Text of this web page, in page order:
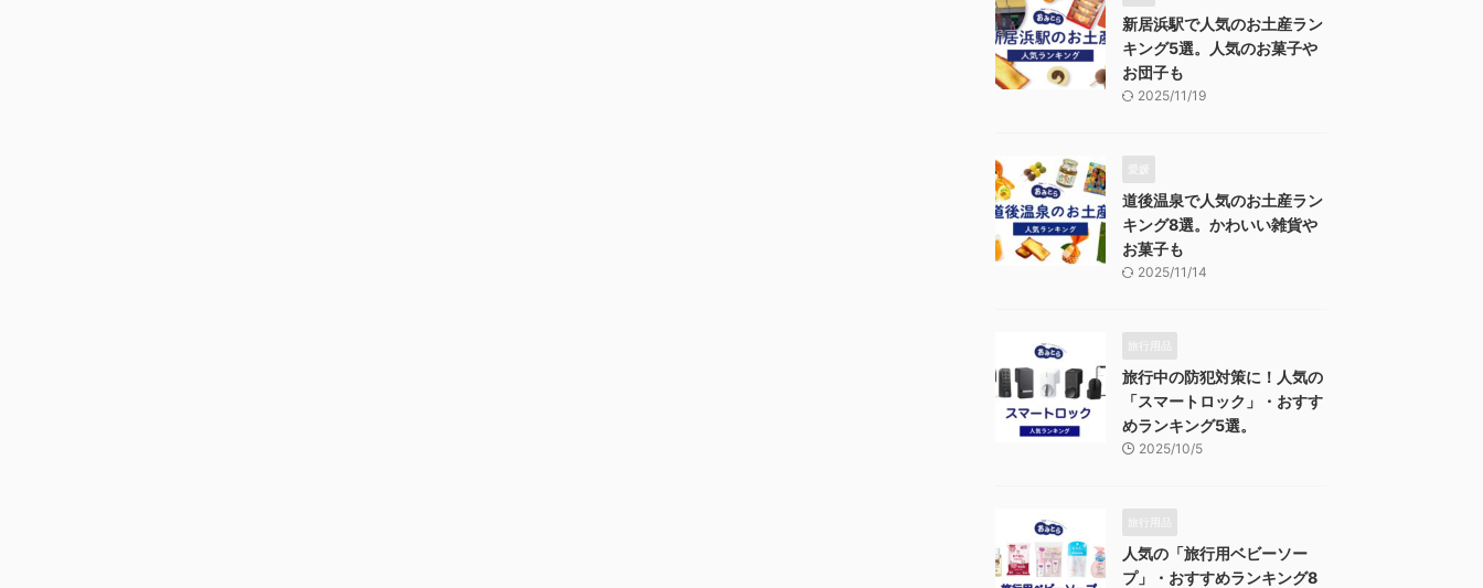
新居浜駅で人気のお土産ラン
キング5選。人気のお菓子や
お団子も
2025/11/19
愛媛
道後温泉で人気のお土産ラン
キング8選。かわいい雑貨や
お菓子も
2025/11/14
旅行中の防犯対策に！人気の
「スマートロック」・おすす
めランキング5選。
2025/10/5
人気の「旅行用ベビーソー
プ」・おすすめランキング8